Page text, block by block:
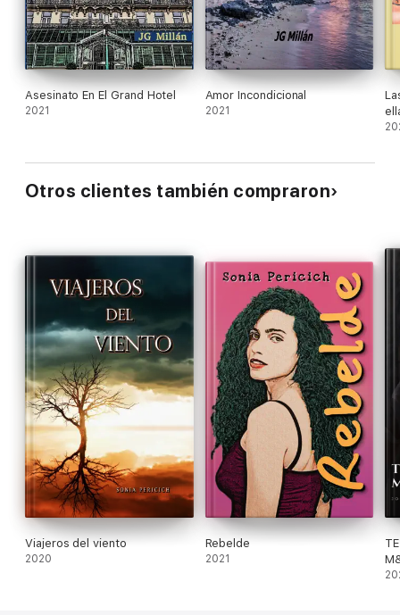
Asesinato En El Grand Hotel
2021
Amor Incondicional
2021
Otros clientes también compraron
Viajeros del viento
2020
Rebelde
2021